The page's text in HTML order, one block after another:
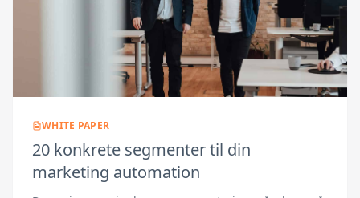
WHITE PAPER
20 konkrete segmenter til din
marketing automation